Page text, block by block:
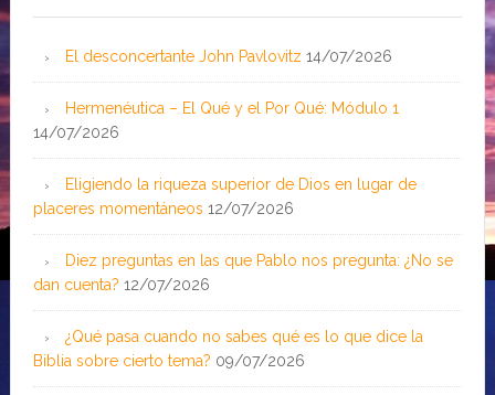
El desconcertante John Pavlovitz 14/07/2026
Hermenéutica – El Qué y el Por Qué: Módulo 1
14/07/2026
Eligiendo la riqueza superior de Dios en lugar de
placeres momentáneos 12/07/2026
Diez preguntas en las que Pablo nos pregunta: ¿No se
dan cuenta? 12/07/2026
¿Qué pasa cuando no sabes qué es lo que dice la
Biblia sobre cierto tema? 09/07/2026